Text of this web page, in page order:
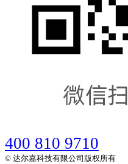
400 810 9710
© 达尔嘉科技有限公司版权所有